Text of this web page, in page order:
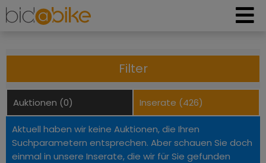
Filter
Auktionen (0) Inserate (426)
Aktuell haben wir keine Auktionen, die Ihren
Suchparametern entsprechen. Aber schauen Sie doch
einmal in unsere Inserate, die wir für Sie gefunden